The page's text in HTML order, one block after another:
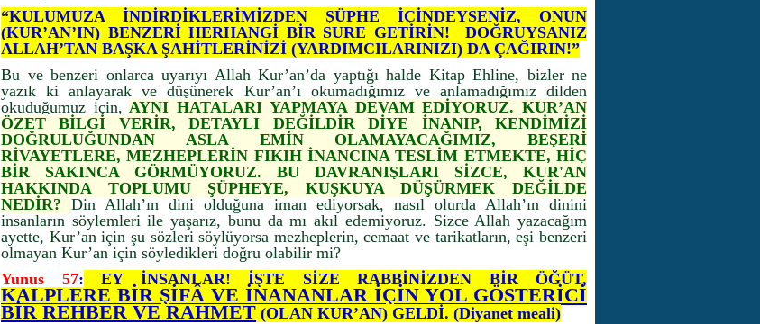
“KULUMUZA İNDİRDİKLERİMİZDEN ŞÜPHE İÇİNDEYSENİZ, ONUN
(KUR’AN’IN) BENZERİ HERHANGİ BİR SURE GETİRİN! DOĞRUYSANIZ
ALLAH’TAN BAŞKA ŞAHİTLERİNİZİ (YARDIMCILARINIZI) DA ÇAĞIRIN!”
Bu ve benzeri onlarca uyarıyı Allah Kur’an’da yaptığı halde Kitap Ehline, bizler ne
yazık ki anlayarak ve düşünerek Kur’an’ı okumadığımız ve anlamadığımız dilden
okuduğumuz için, AYNI HATALARI YAPMAYA DEVAM EDİYORUZ. KUR’AN
ÖZET BİLGİ VERİR, DETAYLI DEĞİLDİR DİYE İNANIP, KENDİMİZİ
DOĞRULUĞUNDAN ASLA EMİN OLAMAYACAĞIMIZ, BEŞERİ
RİVAYETLERE, MEZHEPLERİN FIKIH İNANCINA TESLİM ETMEKTE, HİÇ
BİR SAKINCA GÖRMÜYORUZ. BU DAVRANIŞLARI SİZCE, KUR'AN
HAKKINDA TOPLUMU ŞÜPHEYE, KUŞKUYA DÜŞÜRMEK DEĞİLDE
NEDİR? Din Allah’ın dini olduğuna iman ediyorsak, nasıl olurda Allah’ın dinini
insanların söylemleri ile yaşarız, bunu da mı akıl edemiyoruz. Sizce Allah yazacağım
ayette, Kur’an için şu sözleri söylüyorsa mezheplerin, cemaat ve tarikatların, eşi benzeri
olmayan Kur’an için söyledikleri doğru olabilir mi?
Yunus 57: EY İNSANLAR! İŞTE SİZE RABBİNİZDEN BİR ÖĞÜT,
KALPLERE BİR ŞİFÂ VE İNANANLAR İÇİN YOL GÖSTERİCİ
BİR REHBER VE RAHMET (OLAN KUR’AN) GELDİ. (Diyanet meali)